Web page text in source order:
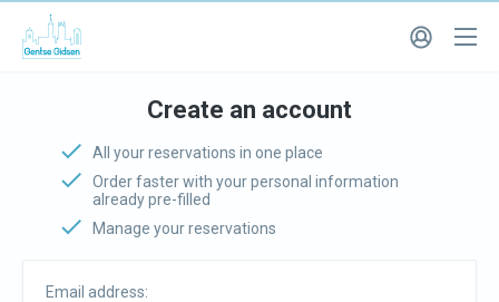
Create an account
All your reservations in one place
Order faster with your personal information
already pre-filled
Manage your reservations
Email address: